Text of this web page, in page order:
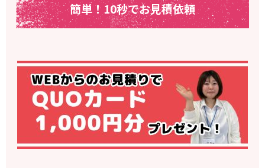
簡単！10秒でお見積依頼